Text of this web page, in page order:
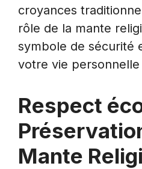
croyances
rôle de la mante
symbole de sécurité
votre vie
Respect
Mante